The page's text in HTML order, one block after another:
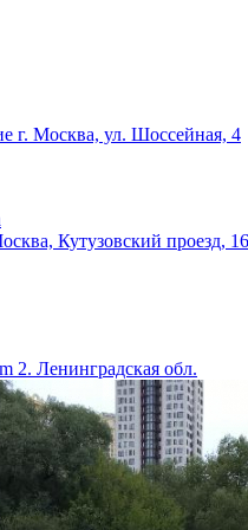
г. Москва, ул. Шоссейная, 4
Кутузовский проезд, 16
2. Ленинградская обл.